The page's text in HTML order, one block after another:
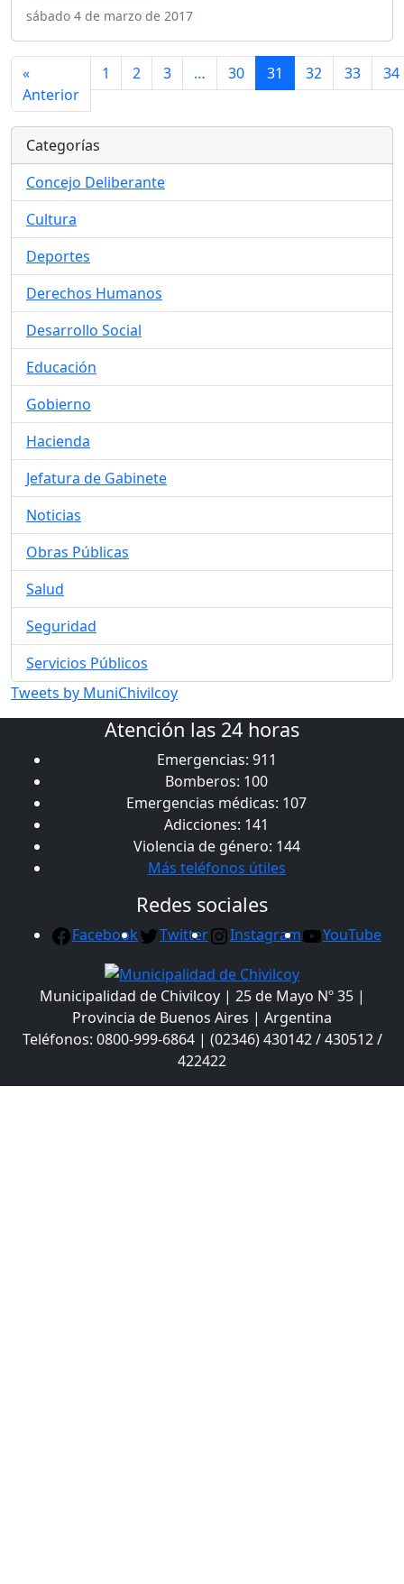
sábado 4 de marzo de 2017
«
Anterior
1 2 3 … 30 31 32 33 34
Categorías
Concejo Deliberante
Cultura
Deportes
Derechos Humanos
Desarrollo Social
Educación
Gobierno
Hacienda
Jefatura de Gabinete
Noticias
Obras Públicas
Salud
Seguridad
Servicios Públicos
Tweets by MuniChivilcoy
Atención las 24 horas
Emergencias: 911
Bomberos: 100
Emergencias médicas: 107
Adicciones: 141
Violencia de género: 144
Más teléfonos útiles
Redes sociales
Facebook Twitter Instagram YouTube
Municipalidad de Chivilcoy | 25 de Mayo Nº 35 |
Provincia de Buenos Aires | Argentina
Teléfonos: 0800-999-6864 | (02346) 430142 / 430512 /
422422